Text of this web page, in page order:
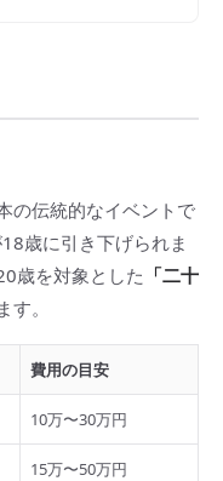
の伝統的なイベントで
歳に引き下げられま
歳を対象とした 「二十
。
費用の目安
10万〜30万円
15万〜50万円